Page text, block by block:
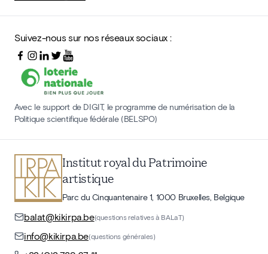
Suivez-nous sur nos réseaux sociaux :
Avec le support de DIGIT, le programme de numérisation de la
Politique scientifique fédérale (BELSPO)
Institut royal du Patrimoine
artistique
Parc du Cinquantenaire 1, 1000 Bruxelles, Belgique
balat@kikirpa.be(questions relatives à BALaT)
info@kikirpa.be(questions générales)